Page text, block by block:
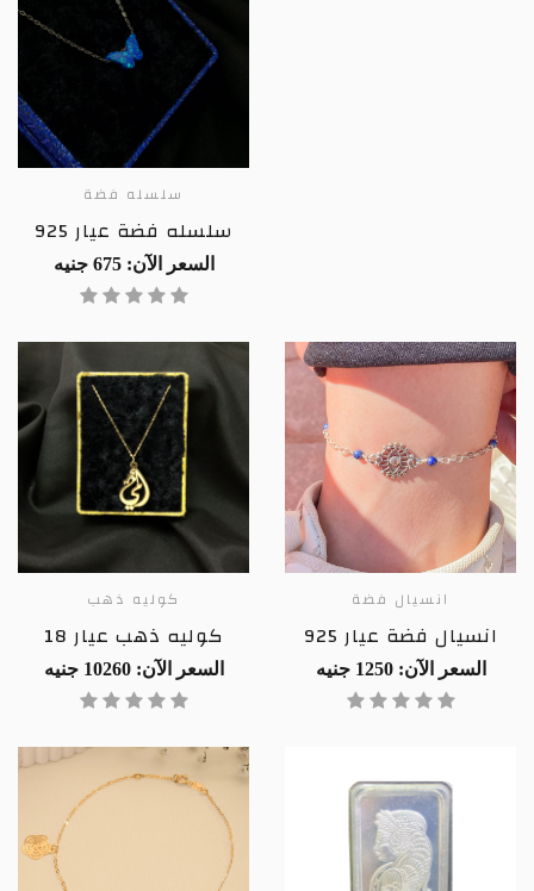
سلسله فضة
سلسله فضة عيار 925
السعر الآن: 675 جنيه
انسيال فضة
انسيال فضة عيار 925
السعر الآن: 1250 جنيه
كوليه ذهب
كوليه ذهب عيار 18
السعر الآن: 10260 جنيه